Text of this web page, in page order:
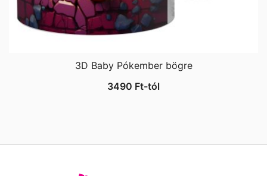
3D Baby Pókember bögre
3490 Ft-tól